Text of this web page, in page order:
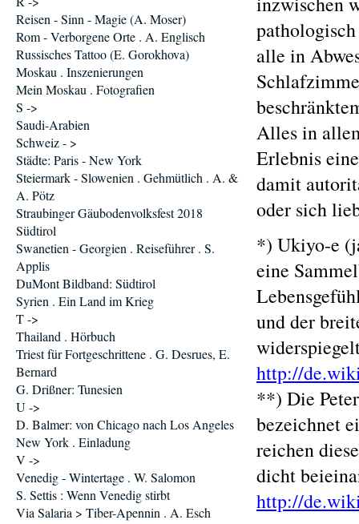
alle in
Alles in
Erlebnis
damit
oder sich
*) Ukiyo-e
eine
und der
http://
**) Die
bezeichnet
reichen
dicht
http://
Reisen - Sinn - Magie (A. Moser)
Rom - Verborgene Orte . A. Englisch
Russisches Tattoo (E. Gorokhova)
Moskau . Inszenierungen
Mein Moskau . Fotografien
S ->
Saudi-Arabien
Schweiz - >
Städte: Paris - New York
Steiermark - Slowenien . Gehmütlich . A. &
A. Pötz
Straubinger Gäubodenvolksfest 2018
Südtirol
Swanetien - Georgien . Reiseführer . S.
Applis
DuMont Bildband: Südtirol
Syrien . Ein Land im Krieg
T ->
Thailand . Hörbuch
Triest für Fortgeschrittene . G. Desrues, E.
Bernard
G. Drißner: Tunesien
U ->
D. Balmer: von Chicago nach Los Angeles
New York . Einladung
V ->
Venedig - Wintertage . W. Salomon
S. Settis : Wenn Venedig stirbt
Via Salaria > Tiber-Apennin . A. Esch